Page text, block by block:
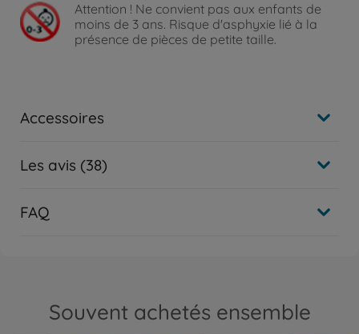
Attention ! Ne convient pas aux enfants de
moins de 3 ans. Risque d'asphyxie lié à la
présence de pièces de petite taille.
Accessoires
Les avis (38)
FAQ
Souvent achetés ensemble